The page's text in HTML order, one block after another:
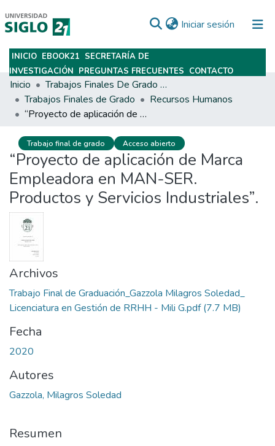
Iniciar sesión (current)
Subir
INICIO EBOOK21 SECRETARÍA DE
INVESTIGACIÓN PREGUNTAS FRECUENTES CONTACTO
Inicio
Trabajos Finales De Grado Y Posgrado
Trabajos Finales de Grado
Recursos Humanos
“Proyecto de aplicación de Marca Empleadora en MAN-SER. Productos y Servicios Industriales”.
Trabajo final de grado Acceso abierto
“Proyecto de aplicación de Marca
Empleadora en MAN-SER.
Productos y Servicios Industriales”.
Archivos
Trabajo Final de Graduación_Gazzola Milagros Soledad_
Licenciatura en Gestión de RRHH - Mili G.pdf(7.7 MB)
Fecha
2020
Autores
Gazzola, Milagros Soledad
Resumen